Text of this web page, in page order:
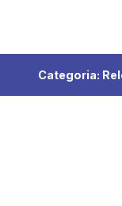
Categoria: